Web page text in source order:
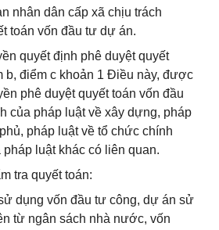
nhân dân cấp xã chịu trách
toán vốn đầu tư dự án.
quyết định phê duyệt quyết
b, điểm c khoản 1 Điều này, được
phê duyệt quyết toán vốn đầu
của pháp luật về xây dựng, pháp
pháp luật về tổ chức chính
luật khác có liên quan.
tra quyết toán:
dụng vốn đầu tư công, dự án sử
từ ngân sách nhà nước, vốn